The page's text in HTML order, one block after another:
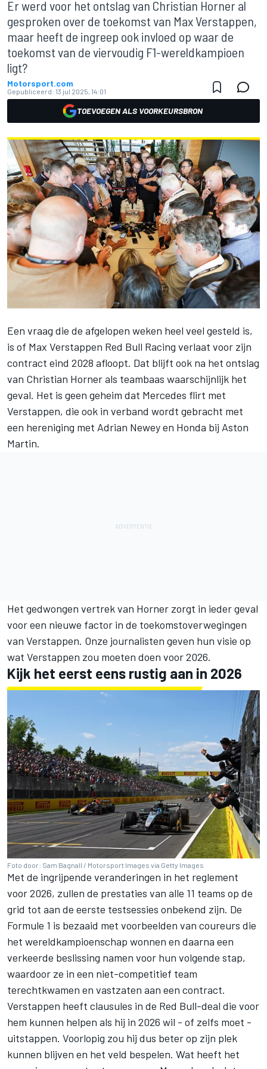
Er werd voor het ontslag van Christian Horner al
gesproken over de toekomst van Max Verstappen,
maar heeft de ingreep ook invloed op waar de
toekomst van de viervoudig F1-wereldkampioen
ligt?
Motorsport.com
Gepubliceerd: 13 jul 2025, 14:01
TOEVOEGEN ALS VOORKEURSBRON
Een vraag die de afgelopen weken heel veel gesteld is,
is of Max Verstappen Red Bull Racing verlaat voor zijn
contract eind 2028 afloopt. Dat blijft ook na het ontslag
van Christian Horner als teambaas waarschijnlijk het
geval. Het is geen geheim dat Mercedes flirt met
Verstappen, die ook in verband wordt gebracht met
een hereniging met Adrian Newey en Honda bij Aston
Martin.
Het gedwongen vertrek van Horner zorgt in ieder geval
voor een nieuwe factor in de toekomstoverwegingen
van Verstappen. Onze journalisten geven hun visie op
wat Verstappen zou moeten doen voor 2026.
Kijk het eerst eens rustig aan in 2026
Foto door: Sam Bagnall / Motorsport Images via Getty Images
Met de ingrijpende veranderingen in het reglement
voor 2026, zullen de prestaties van alle 11 teams op de
grid tot aan de eerste testsessies onbekend zijn. De
Formule 1 is bezaaid met voorbeelden van coureurs die
het wereldkampioenschap wonnen en daarna een
verkeerde beslissing namen voor hun volgende stap,
waardoor ze in een niet-competitief team
terechtkwamen en vastzaten aan een contract.
Verstappen heeft clausules in de Red Bull-deal die voor
hem kunnen helpen als hij in 2026 wil - of zelfs moet -
uitstappen. Voorlopig zou hij dus beter op zijn plek
kunnen blijven en het veld bespelen. Wat heeft het